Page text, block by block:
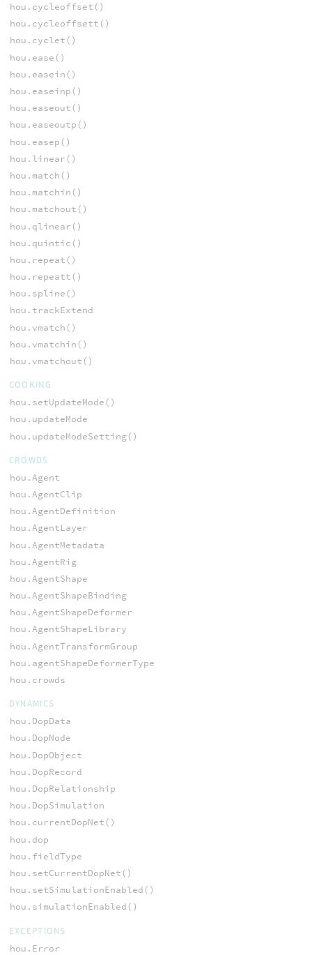
hou.cycleoffset()
hou.cycleoffsett()
hou.cyclet()
hou.ease()
hou.easein()
hou.easeinp()
hou.easeout()
hou.easeoutp()
hou.easep()
hou.linear()
hou.match()
hou.matchin()
hou.matchout()
hou.qlinear()
hou.quintic()
hou.repeat()
hou.repeatt()
hou.spline()
hou.trackExtend
hou.vmatch()
hou.vmatchin()
hou.vmatchout()
COOKING
hou.setUpdateMode()
hou.updateMode
hou.updateModeSetting()
CROWDS
hou.Agent
hou.AgentClip
hou.AgentDefinition
hou.AgentLayer
hou.AgentMetadata
hou.AgentRig
hou.AgentShape
hou.AgentShapeBinding
hou.AgentShapeDeformer
hou.AgentShapeLibrary
hou.AgentTransformGroup
hou.agentShapeDeformerType
hou.crowds
DYNAMICS
hou.DopData
hou.DopNode
hou.DopObject
hou.DopRecord
hou.DopRelationship
hou.DopSimulation
hou.currentDopNet()
hou.dop
hou.fieldType
hou.setCurrentDopNet()
hou.setSimulationEnabled()
hou.simulationEnabled()
EXCEPTIONS
hou.Error